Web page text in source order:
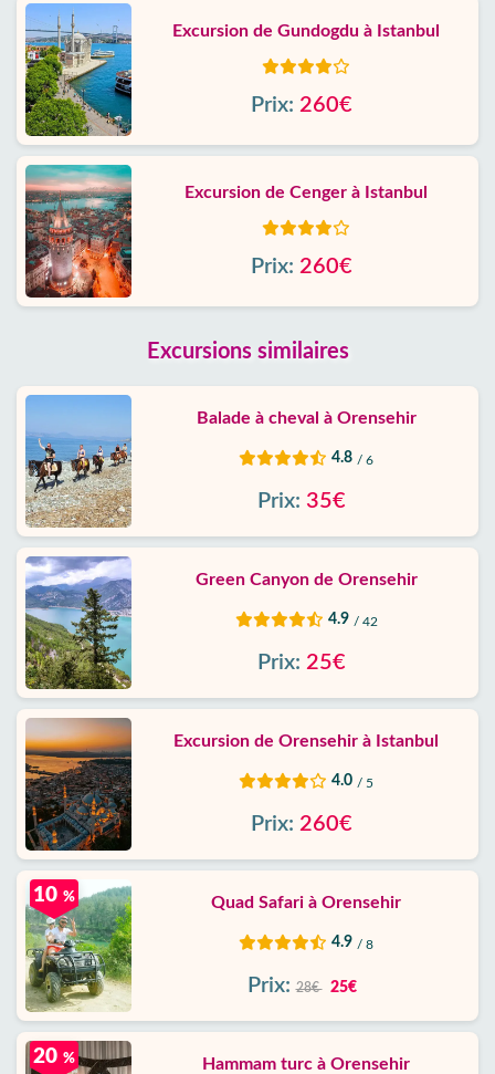
Excursion de Gundogdu à Istanbul
Prix: 260€
Excursion de Cenger à Istanbul
Prix: 260€
Excursions similaires
Balade à cheval à Orensehir
4.8 / 6
Prix: 35€
Green Canyon de Orensehir
4.9 / 42
Prix: 25€
Excursion de Orensehir à Istanbul
4.0 / 5
Prix: 260€
Quad Safari à Orensehir
4.9 / 8
10 %
Prix: 28€ 25€
Hammam turc à Orensehir
20 %